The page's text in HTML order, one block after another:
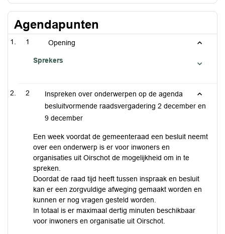
Agendapunten
1 Opening
Sprekers
2
Inspreken over onderwerpen op de agenda
besluitvormende raadsvergadering 2 december en
9 december
Een week voordat de gemeenteraad een besluit neemt
over een onderwerp is er voor inwoners en
organisaties uit Oirschot de mogelijkheid om in te
spreken.
Doordat de raad tijd heeft tussen inspraak en besluit
kan er een zorgvuldige afweging gemaakt worden en
kunnen er nog vragen gesteld worden.
In totaal is er maximaal dertig minuten beschikbaar
voor inwoners en organisatie uit Oirschot.